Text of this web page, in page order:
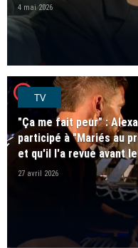
4 mai 2026
player2TV
"Ça me fait peur" :
participé à "Mariés au
et qu'il l'a revue avant
27 avril 2026